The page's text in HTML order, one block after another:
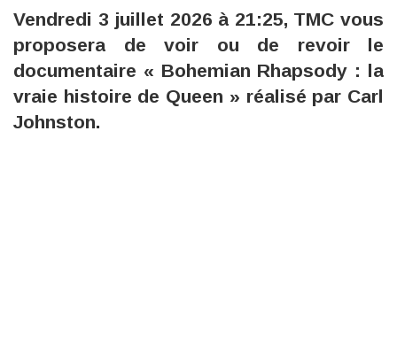
Vendredi 3 juillet 2026 à 21:25, TMC vous
proposera de voir ou de revoir le
documentaire « Bohemian Rhapsody : la
vraie histoire de Queen » réalisé par Carl
Johnston.